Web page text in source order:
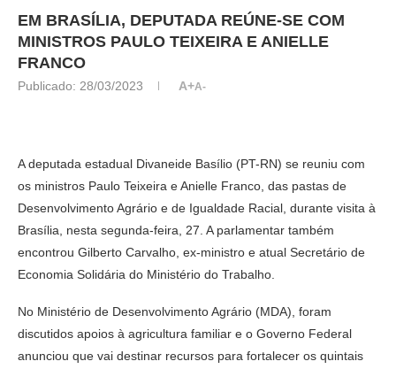
EM BRASÍLIA, DEPUTADA REÚNE-SE COM
MINISTROS PAULO TEIXEIRA E ANIELLE
FRANCO
Publicado: 28/03/2023 A+A-
A deputada estadual Divaneide Basílio (PT-RN) se reuniu com
os ministros Paulo Teixeira e Anielle Franco, das pastas de
Desenvolvimento Agrário e de Igualdade Racial, durante visita à
Brasília, nesta segunda-feira, 27. A parlamentar também
encontrou Gilberto Carvalho, ex-ministro e atual Secretário de
Economia Solidária do Ministério do Trabalho.
No Ministério de Desenvolvimento Agrário (MDA), foram
discutidos apoios à agricultura familiar e o Governo Federal
anunciou que vai destinar recursos para fortalecer os quintais